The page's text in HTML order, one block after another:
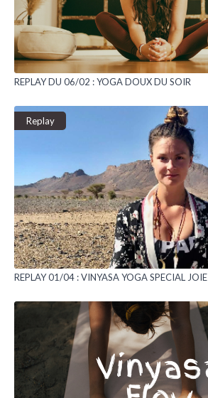
REPLAY DU 06/02 : YOGA DOUX DU SOIR
Replay
REPLAY 01/04 : VINYASA YOGA SPECIAL JOIE